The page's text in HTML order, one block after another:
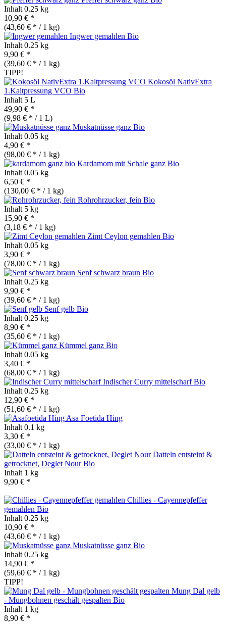
Inhalt 0.25 kg
10,90 € *
(43,60 € * / 1 kg)
Ingwer gemahlen Bio
Inhalt 0.25 kg
9,90 € *
(39,60 € * / 1 kg)
TIPP!
Kokosöl NativExtra
1.Kaltpressung VCO Bio
Inhalt 5 L
49,90 € *
(9,98 € * / 1 L)
Muskatnüsse ganz Bio
Inhalt 0.05 kg
4,90 € *
(98,00 € * / 1 kg)
Kardamom mit Schale ganz Bio
Inhalt 0.05 kg
6,50 € *
(130,00 € * / 1 kg)
Rohrohrzucker, fein Bio
Inhalt 5 kg
15,90 € *
(3,18 € * / 1 kg)
Zimt Ceylon gemahlen Bio
Inhalt 0.05 kg
3,90 € *
(78,00 € * / 1 kg)
Senf schwarz braun Bio
Inhalt 0.25 kg
9,90 € *
(39,60 € * / 1 kg)
Senf gelb Bio
Inhalt 0.25 kg
8,90 € *
(35,60 € * / 1 kg)
Kümmel ganz Bio
Inhalt 0.05 kg
3,40 € *
(68,00 € * / 1 kg)
Indischer Curry mittelscharfBio
Inhalt 0.25 kg
12,90 € *
(51,60 € * / 1 kg)
Asa Foetida Hing
Inhalt 0.1 kg
3,30 € *
(33,00 € * / 1 kg)
Datteln entsteint &
getrocknet, Deglet NourBio
Inhalt 1 kg
9,90 € *
Chillies - Cayennepfeffer
gemahlen Bio
Inhalt 0.25 kg
10,90 € *
(43,60 € * / 1 kg)
Muskatnüsse ganz Bio
Inhalt 0.25 kg
14,90 € *
(59,60 € * / 1 kg)
TIPP!
Mung Dal gelb
- Mungbohnen geschält gespalten Bio
Inhalt 1 kg
8,90 € *